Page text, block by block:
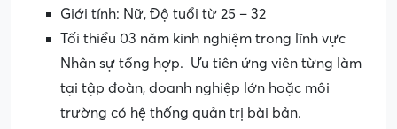
Giới tính: Nữ, Độ tuổi từ 25 – 32
Tối thiểu 03 năm kinh nghiệm trong lĩnh vực
Nhân sự tổng hợp. Ưu tiên ứng viên từng làm
tại tập đoàn, doanh nghiệp lớn hoặc môi
trường có hệ thống quản trị bài bản.